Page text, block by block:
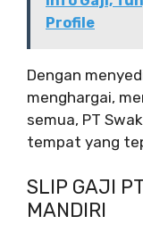
Profile
Dengan
menghargai,
semua, PT
tempat yang
SLIP GAJI
MANDIRI